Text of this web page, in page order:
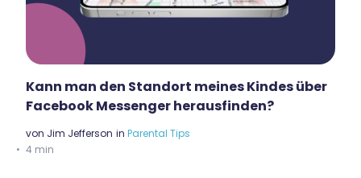
Kann man den Standort meines Kindes über
Facebook Messenger herausfinden?
von Jim Jefferson in Parental Tips
4 min